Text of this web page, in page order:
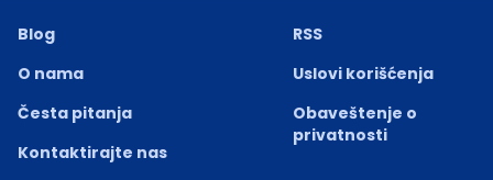
Blog
O nama
Česta pitanja
Kontaktirajte nas
RSS
Uslovi korišćenja
Obaveštenje o
privatnosti